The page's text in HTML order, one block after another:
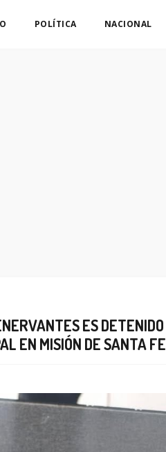
POLÍTICA NACIONAL
ES DETENIDO
EN MISIÓN DE SANTA FE